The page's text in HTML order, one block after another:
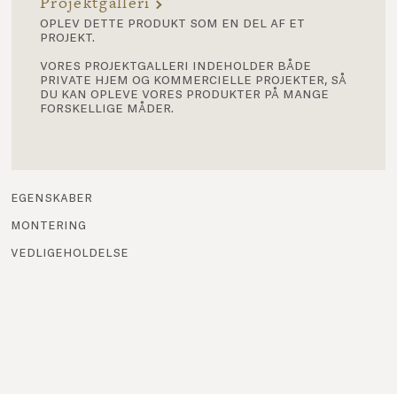
oplev dette produkt som en del af et
projekt.
vores projektgalleri indeholder både
private hjem og kommercielle projekter, så
du kan opleve vores produkter på mange
forskellige måder.
egenskaber
montering
vedligeholdelse